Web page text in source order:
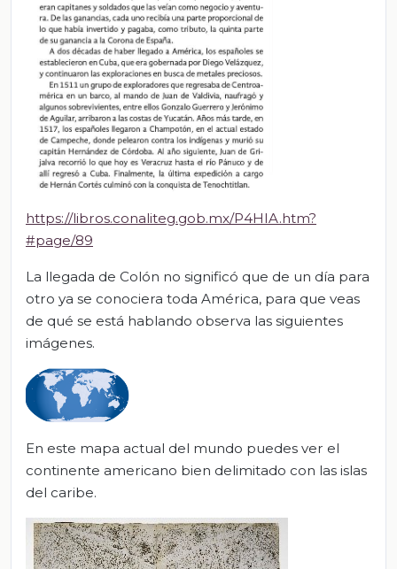
https://libros.conaliteg.gob.mx/P4HIA.htm?
#page/89
La llegada de Colón no significó que de un día para
otro ya se conociera toda América, para que veas
de qué se está hablando observa las siguientes
imágenes.
En este mapa actual del mundo puedes ver el
continente americano bien delimitado con las islas
del caribe.